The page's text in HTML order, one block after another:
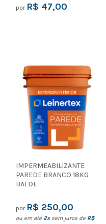
por R$ 47,00
IMPERMEABILIZANTE
PAREDE BRANCO 18KG
BALDE
por R$ 250,00
ou em até2xsem juros de R$